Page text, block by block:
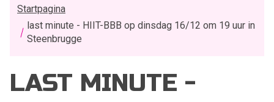
Startpagina
last minute - HIIT-BBB op dinsdag 16/12 om 19 uur in
Steenbrugge
LAST MINUTE -